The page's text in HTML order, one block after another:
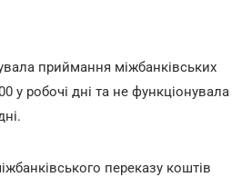
приймання міжбанківських
у робочі дні та не функціонувала
переказу коштів